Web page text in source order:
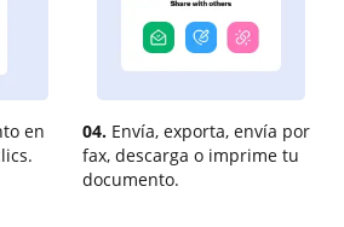
en
04. Envía, exporta, envía por
fax, descarga o imprime tu
documento.